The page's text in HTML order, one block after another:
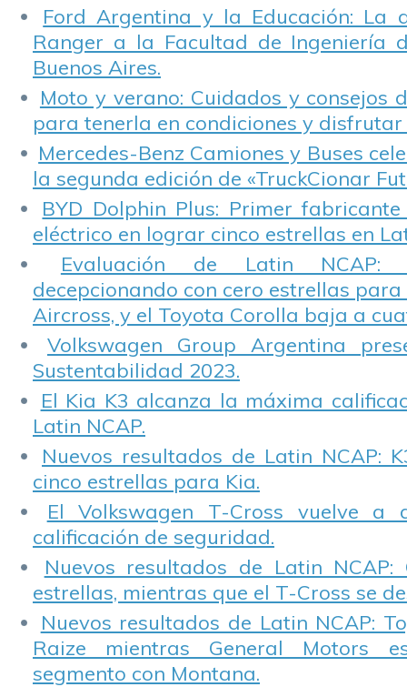
Ford Argentina y la Educación: La
Ranger a la Facultad de Ingeniería
Buenos Aires.
Moto y verano: Cuidados y consejos
para tenerla en condiciones y disfrutar
Mercedes-Benz Camiones y Buses
la segunda edición de «TruckCionar
BYD Dolphin Plus: Primer
eléctrico en lograr cinco estrellas en
Evaluación de Latin NCAP:
decepcionando con cero estrellas para
Aircross, y el Toyota Corolla baja a
Volkswagen Group Argentina
Sustentabilidad 2023.
El Kia K3 alcanza la máxima
Latin NCAP.
Nuevos resultados de Latin NCAP:
cinco estrellas para Kia.
El Volkswagen T-Cross vuelve a
calificación de seguridad.
Nuevos resultados de Latin NCAP:
estrellas, mientras que el T-Cross se
Nuevos resultados de Latin NCAP:
Raize mientras General Motors
segmento con Montana.